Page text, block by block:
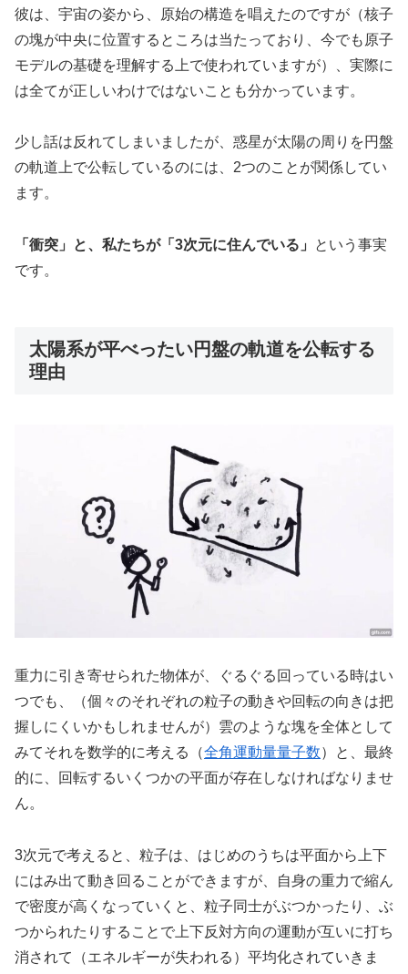
彼は、宇宙の姿から、原始の構造を唱えたのですが（核子
の塊が中央に位置するところは当たっており、今でも原子
モデルの基礎を理解する上で使われていますが）、実際に
は全てが正しいわけではないことも分かっています。
少し話は反れてしまいましたが、惑星が太陽の周りを円盤
の軌道上で公転しているのには、2つのことが関係してい
ます。
「衝突」と、私たちが「3次元に住んでいる」
という事実
です。
太陽系が平べったい円盤の軌道を公転する
理由
重力に引き寄せられた物体が、ぐるぐる回っている時はい
つでも、（個々のそれぞれの粒子の動きや回転の向きは把
握しにくいかもしれませんが）雲のような塊を全体として
みてそれを数学的に考える（全角運動量量子数）と、最終
的に、回転するいくつかの平面が存在しなければなりませ
ん。
3次元で考えると、粒子は、はじめのうちは平面から上下
にはみ出て動き回ることができますが、自身の重力で縮ん
で密度が高くなっていくと、粒子同士がぶつかったり、ぶ
つかられたりすることで上下反対方向の運動が互いに打ち
消されて（エネルギーが失われる）平均化されていきま